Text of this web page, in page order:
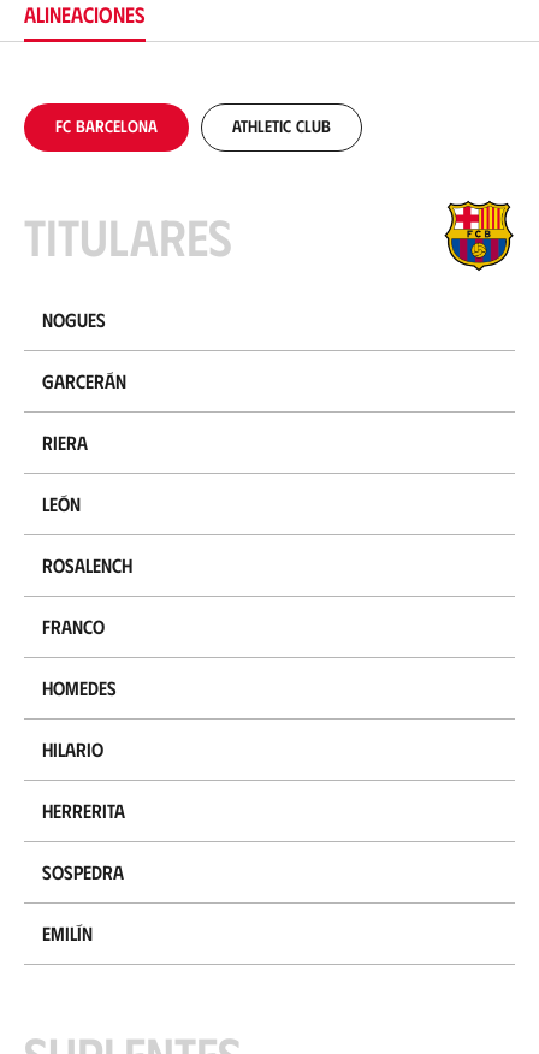
ó
ALINEACIONES
FC Barcelona Athletic Club
Titulares
Nogues
Garcerán
Riera
León
Rosalench
Franco
Homedes
Hilario
Herrerita
Sospedra
Emilín